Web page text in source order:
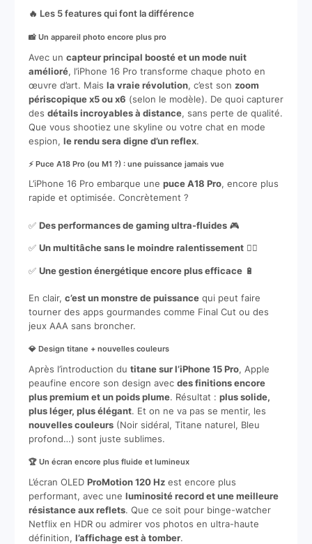
🔥 Les 5 features qui font la différence
📸 Un appareil photo encore plus pro
Avec un capteur principal boosté et un mode nuit
amélioré, l’iPhone 16 Pro transforme chaque photo en
œuvre d’art. Mais la vraie révolution, c’est son zoom
périscopique x5 ou x6 (selon le modèle). De quoi capturer
des détails incroyables à distance, sans perte de qualité.
Que vous shootiez une skyline ou votre chat en mode
espion, le rendu sera digne d’un reflex.
⚡ Puce A18 Pro (ou M1 ?) : une puissance jamais vue
L’iPhone 16 Pro embarque une puce A18 Pro, encore plus
rapide et optimisée. Concrètement ?
✅ Des performances de gaming ultra-fluides🎮
✅ Un multitâche sans le moindre ralentissement🏃‍♂️
✅ Une gestion énergétique encore plus efficace🔋
En clair, c’est un monstre de puissancequi peut faire
tourner des apps gourmandes comme Final Cut ou des
jeux AAA sans broncher.
💎 Design titane + nouvelles couleurs
Après l’introduction du titane sur l’iPhone 15 Pro, Apple
peaufine encore son design avec des finitions encore
plus premium et un poids plume. Résultat : plus solide,
plus léger, plus élégant. Et on ne va pas se mentir, les
nouvelles couleurs(Noir sidéral, Titane naturel, Bleu
profond…) sont juste sublimes.
🏆 Un écran encore plus fluide et lumineux
L’écran OLED ProMotion 120 Hzest encore plus
performant, avec une luminosité record et une meilleure
résistance aux reflets. Que ce soit pour binge-watcher
Netflix en HDR ou admirer vos photos en ultra-haute
définition, l’affichage est à tomber.